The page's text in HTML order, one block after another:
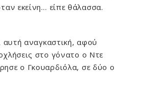
εκείνη… είπε θάλασσα.
αυτή αναγκαστική, αφού
στο γόνατο ο Ντε
ο Γκουαρδιόλα, σε δύο ο